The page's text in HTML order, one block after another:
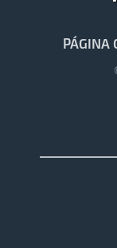
PÁGINA